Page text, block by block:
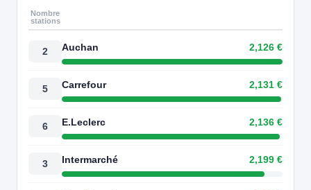
Nombre
stations
2 Auchan 2,126 €
5 Carrefour 2,131 €
6 E.Leclerc 2,136 €
3 Intermarché 2,199 €